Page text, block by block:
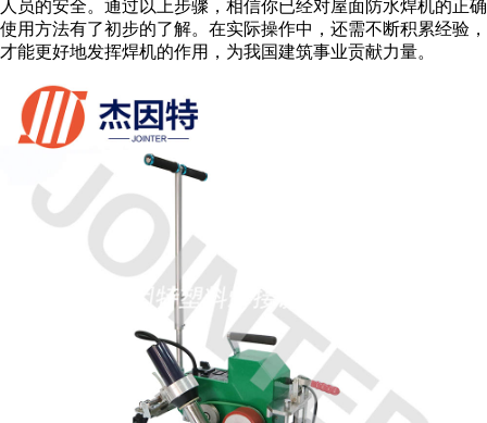
人员的安全。通过以上步骤，相信你已经对屋面防水焊机的正确
使用方法有了初步的了解。在实际操作中，还需不断积累经验，
才能更好地发挥焊机的作用，为我国建筑事业贡献力量。